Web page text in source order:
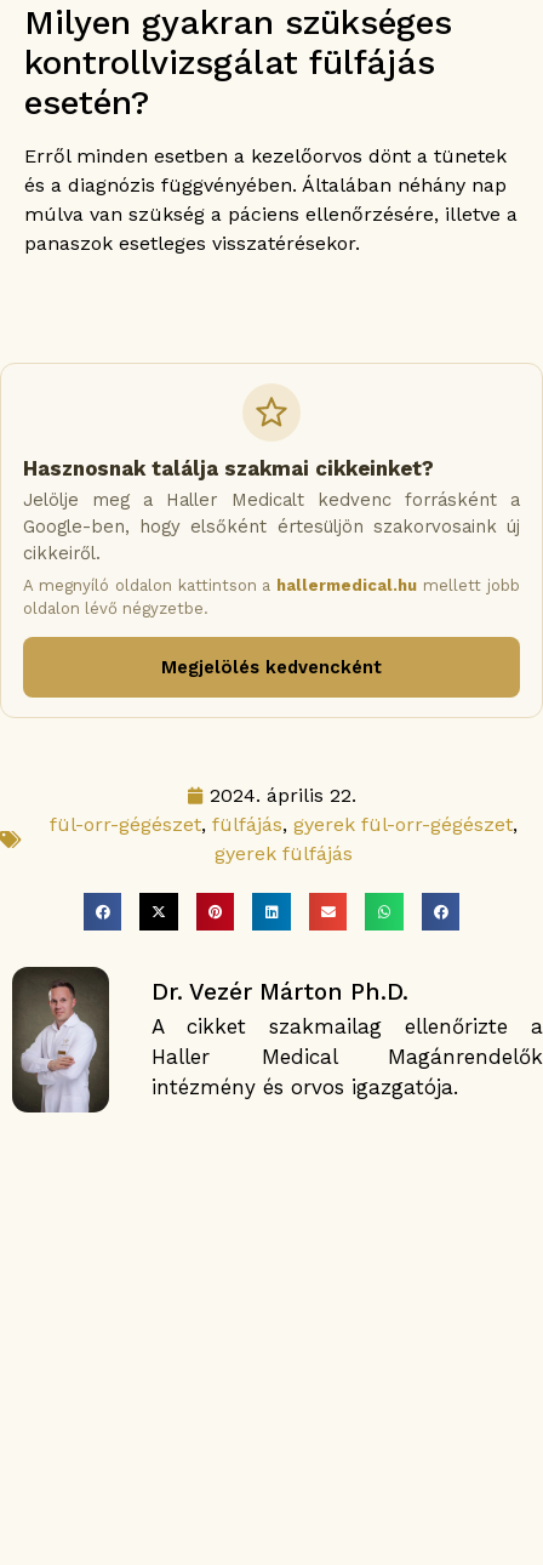
Milyen gyakran szükséges
kontrollvizsgálat fülfájás
esetén?
Erről minden esetben a kezelőorvos dönt a tünetek
és a diagnózis függvényében. Általában néhány nap
múlva van szükség a páciens ellenőrzésére, illetve a
panaszok esetleges visszatérésekor.
Hasznosnak találja szakmai cikkeinket?
Jelölje meg a Haller Medicalt kedvenc forrásként a
Google-ben, hogy elsőként értesüljön szakorvosaink új
cikkeiről.
A megnyíló oldalon kattintson a hallermedical.hu mellett jobb
oldalon lévő négyzetbe.
Megjelölés kedvencként
2024. április 22.
fül-orr-gégészet, fülfájás, gyerek fül-orr-gégészet,
gyerek fülfájás
Dr. Vezér Márton Ph.D.
A cikket szakmailag ellenőrizte a
Haller Medical Magánrendelők
intézmény és orvos igazgatója.